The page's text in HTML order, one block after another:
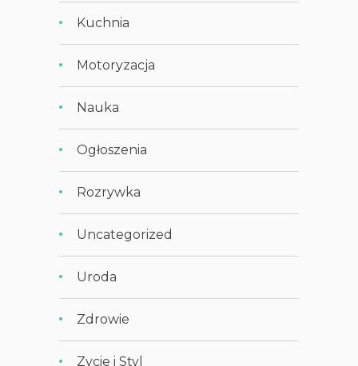
Kuchnia
Motoryzacja
Nauka
Ogłoszenia
Rozrywka
Uncategorized
Uroda
Zdrowie
Zycie i Styl